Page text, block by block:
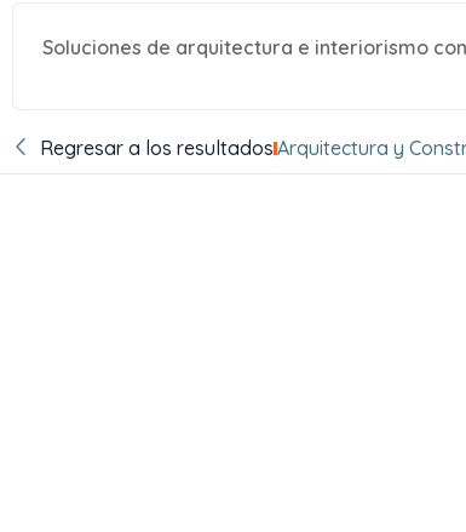
Soluciones de arquitectura e interiorismo
Regresar a los resultadosArquitectura y